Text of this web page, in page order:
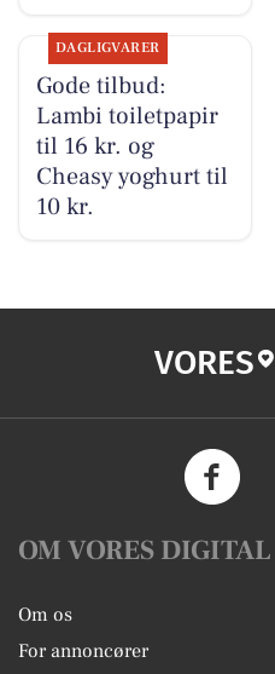
DAGLIGVARER
Gode tilbud:
Lambi toiletpapir
til 16 kr. og
Cheasy yoghurt til
10 kr.
VORES
OM VORES DIGITAL
Om os
For annoncører